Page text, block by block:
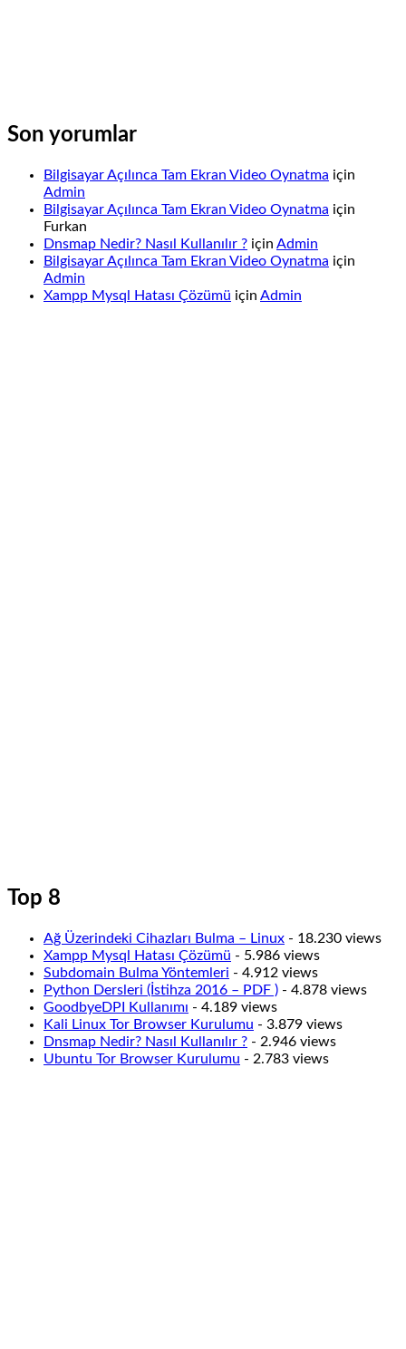
Son yorumlar
Bilgisayar Açılınca Tam Ekran Video Oynatma için
Admin
Bilgisayar Açılınca Tam Ekran Video Oynatma için
Furkan
Dnsmap Nedir? Nasıl Kullanılır ? için Admin
Bilgisayar Açılınca Tam Ekran Video Oynatma için
Admin
Xampp Mysql Hatası Çözümü için Admin
Top 8
Ağ Üzerindeki Cihazları Bulma – Linux - 18.230 views
Xampp Mysql Hatası Çözümü - 5.986 views
Subdomain Bulma Yöntemleri - 4.912 views
Python Dersleri (İstihza 2016 – PDF ) - 4.878 views
GoodbyeDPI Kullanımı - 4.189 views
Kali Linux Tor Browser Kurulumu - 3.879 views
Dnsmap Nedir? Nasıl Kullanılır ? - 2.946 views
Ubuntu Tor Browser Kurulumu - 2.783 views